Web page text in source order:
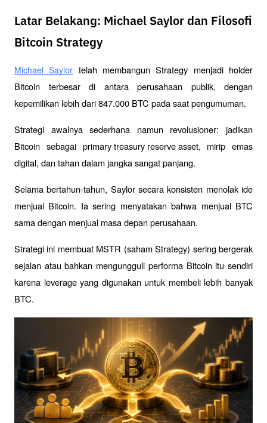
Latar Belakang: Michael Saylor dan Filosofi
Bitcoin Strategy
Michael Saylor telah membangun Strategy menjadi holder
Bitcoin terbesar di antara perusahaan publik, dengan
kepemilikan lebih dari 847.000 BTC pada saat pengumuman.
Strategi awalnya sederhana namun revolusioner: jadikan
Bitcoin sebagai primary treasury reserve asset, mirip emas
digital, dan tahan dalam jangka sangat panjang.
Selama bertahun-tahun, Saylor secara konsisten menolak ide
menjual Bitcoin. Ia sering menyatakan bahwa menjual BTC
sama dengan menjual masa depan perusahaan.
Strategi ini membuat MSTR (saham Strategy) sering bergerak
sejalan atau bahkan mengungguli performa Bitcoin itu sendiri
karena leverage yang digunakan untuk membeli lebih banyak
BTC.